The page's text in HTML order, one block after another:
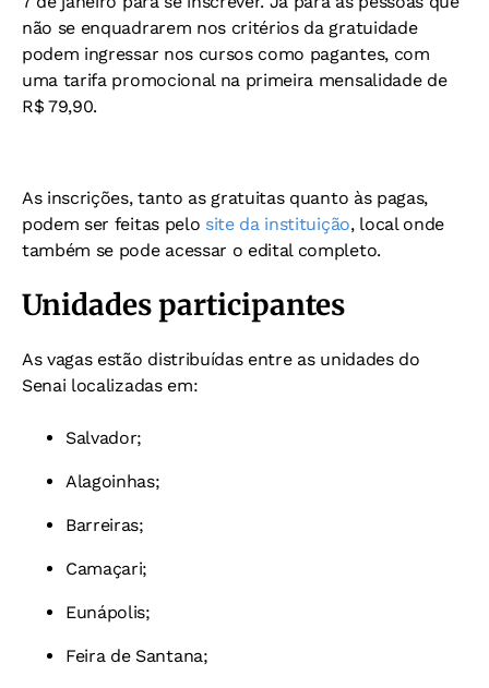
não se enquadrarem nos critérios da gratuidade
podem ingressar nos cursos como pagantes, com
uma tarifa promocional na primeira mensalidade de
R$ 79,90.
As inscrições, tanto as gratuitas quanto às pagas,
podem ser feitas pelo site da instituição, local onde
também se pode acessar o edital completo.
Unidades participantes
As vagas estão distribuídas entre as unidades do
Senai localizadas em:
Salvador;
Alagoinhas;
Barreiras;
Camaçari;
Eunápolis;
Feira de Santana;